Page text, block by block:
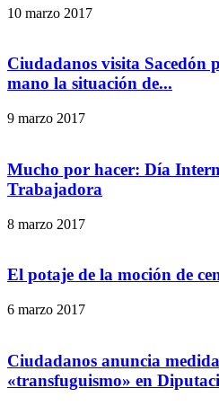
10 marzo 2017
Ciudadanos visita Sacedón
mano la situación de...
9 marzo 2017
Mucho por hacer: Día
Trabajadora
8 marzo 2017
El potaje de la moción de
6 marzo 2017
Ciudadanos anuncia
«transfuguismo» en